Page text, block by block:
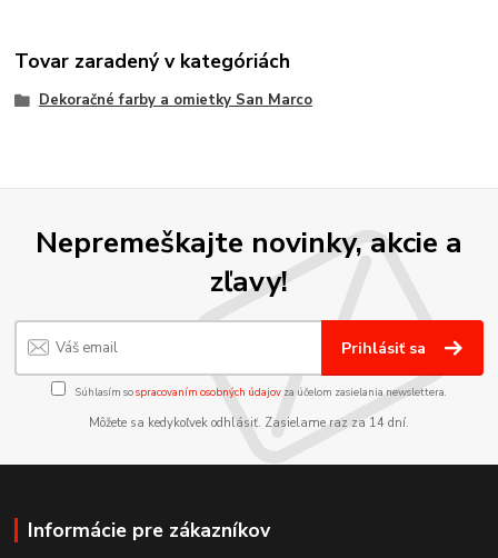
Tovar zaradený v kategóriách
Dekoračné farby a omietky San Marco
Nepremeškajte novinky, akcie a
zľavy!
Prihlásiť sa
Súhlasím sospracovaním osobných údajov za účelom zasielania newslettera.
Môžete sa kedykoľvek odhlásiť. Zasielame raz za 14 dní.
Informácie pre zákazníkov